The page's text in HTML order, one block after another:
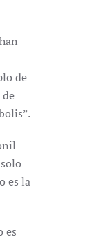
de
es la
es